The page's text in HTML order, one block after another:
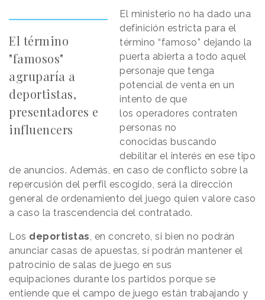
El término
"famosos"
agruparía a
deportistas,
presentadores e
influencers
El ministerio no ha dado una
definición estricta para el
término “famoso” dejando la
puerta abierta a todo aquel
personaje que tenga
potencial de venta en un
intento de que
los operadores contraten
personas no
conocidas buscando
debilitar el interés en ese tipo
de anuncios. Además, en caso de conflicto sobre la
repercusión del perfil escogido, será la dirección
general de ordenamiento del juego quien valore caso
a caso la trascendencia del contratado.
Los deportistas, en concreto, si bien no podrán
anunciar casas de apuestas, sí podrán mantener el
patrocinio de salas de juego en sus
equipaciones durante los partidos porque se
entiende que el campo de juego están trabajando y